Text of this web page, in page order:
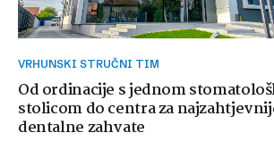
VRHUNSKI STRUČNI TIM
Od ordinacije s jednom
stolicom do centra za
dentalne zahvate